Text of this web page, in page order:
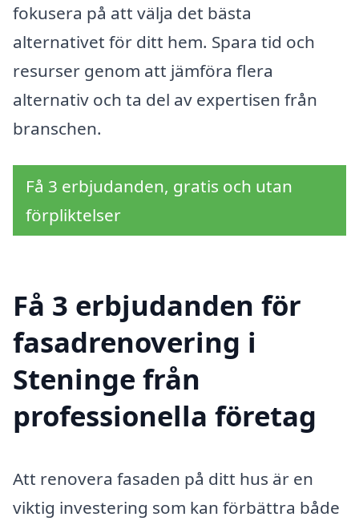
fokusera på att välja det bästa
alternativet för ditt hem. Spara tid och
resurser genom att jämföra flera
alternativ och ta del av expertisen från
branschen.
Få 3 erbjudanden, gratis och utan
förpliktelser
Få 3 erbjudanden för
fasadrenovering i
Steninge från
professionella företag
Att renovera fasaden på ditt hus är en
viktig investering som kan förbättra både